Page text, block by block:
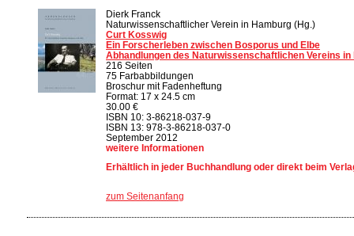
Dierk Franck
Naturwissenschaftlicher Verein in Hamburg (Hg.)
Curt Kosswig
Ein Forscherleben zwischen Bosporus und Elbe
Abhandlungen des Naturwissenschaftlichen Vereins in
216 Seiten
75 Farbabbildungen
Broschur mit Fadenheftung
Format: 17 x 24.5 cm
30.00 €
ISBN 10: 3-86218-037-9
ISBN 13: 978-3-86218-037-0
September 2012
weitere Informationen
Erhältlich in jeder Buchhandlung oder direkt beim
zum Seitenanfang